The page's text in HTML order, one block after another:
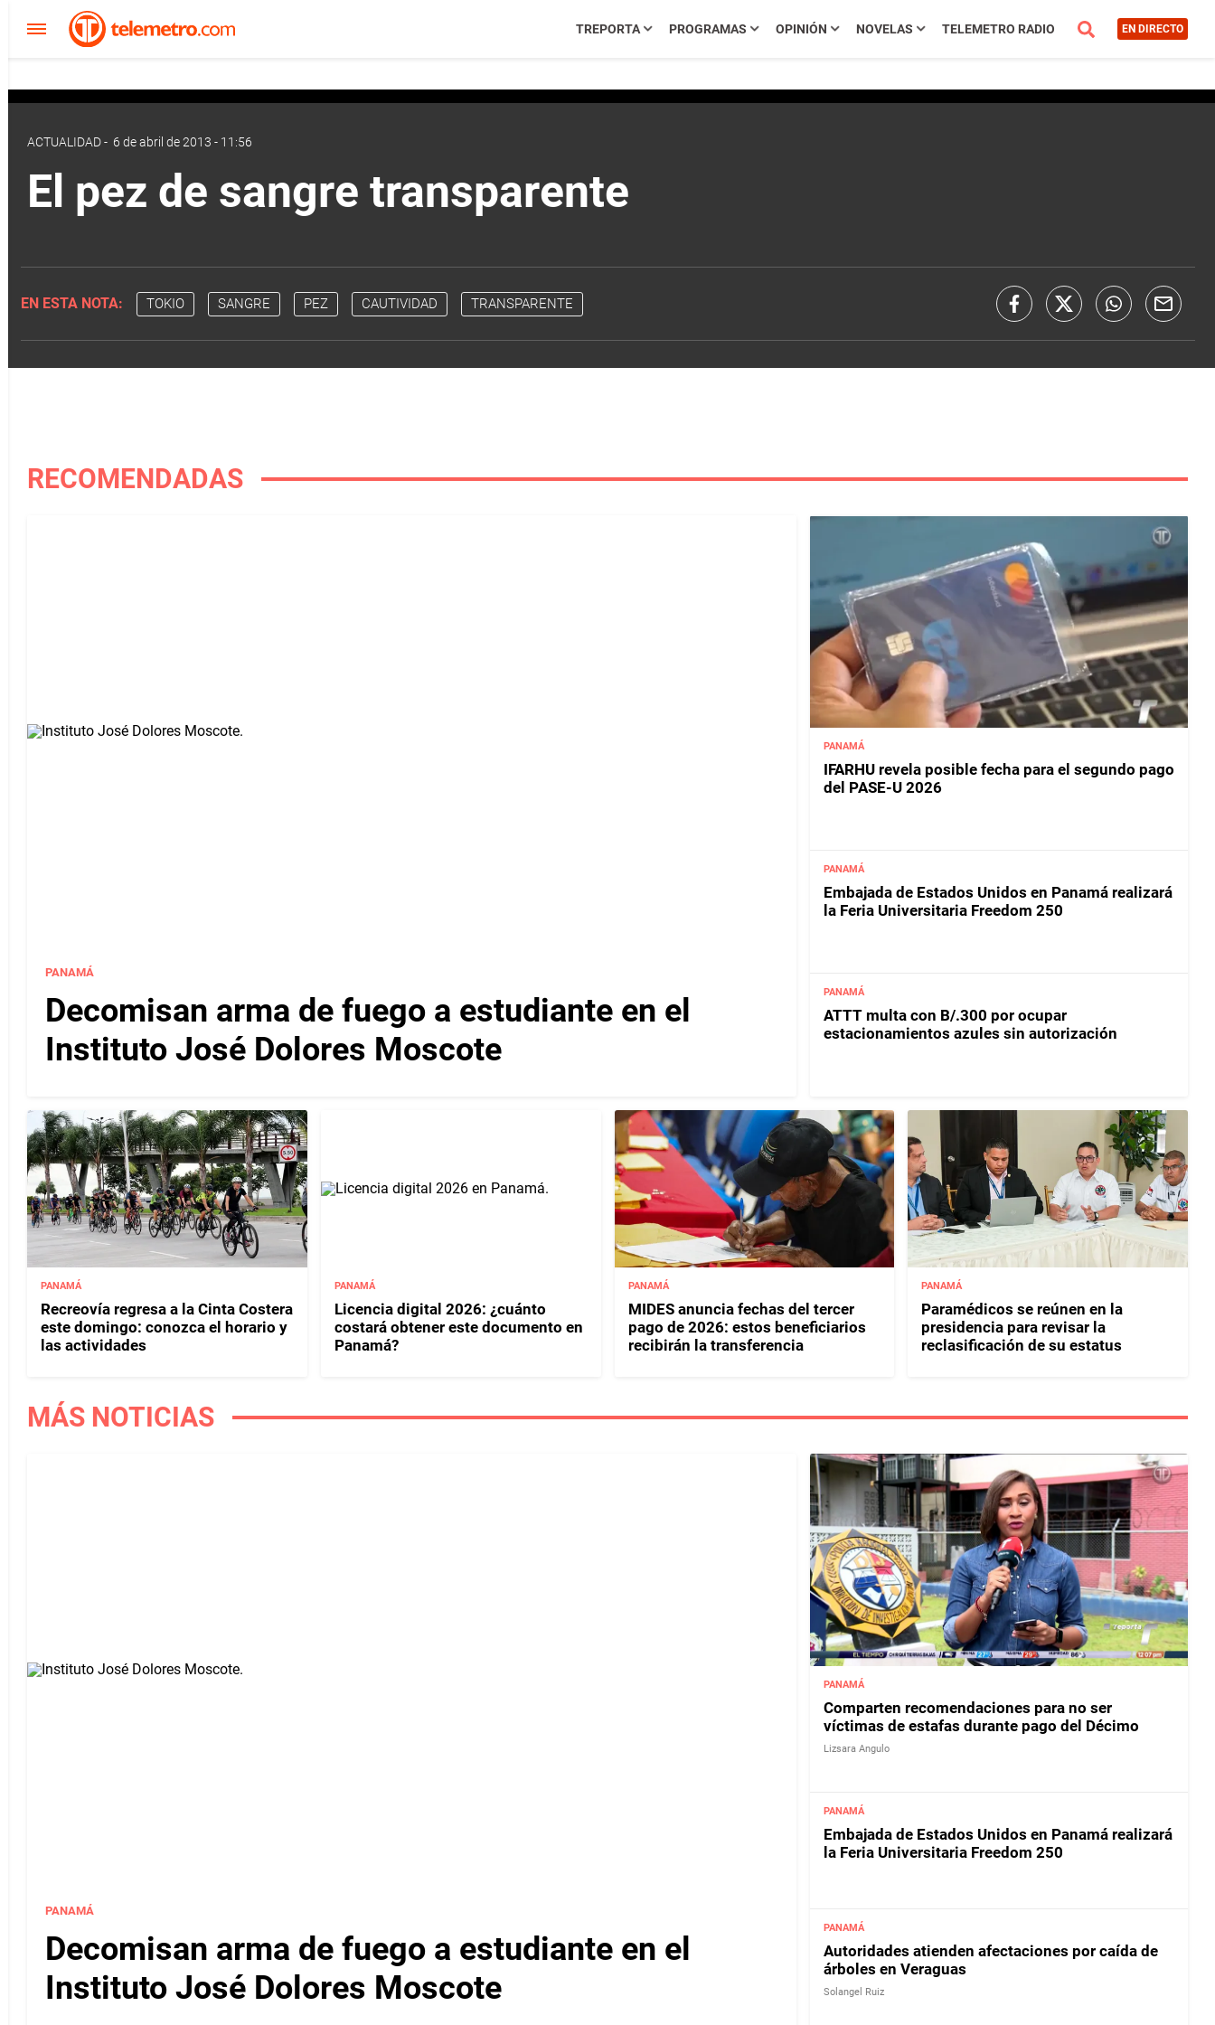
TREPORTA PROGRAMAS OPINIÓN NOVELAS TELEMETRO RADIO EN DIRECTO
ACTUALIDAD- 6 de abril de 2013 - 11:56
El pez de sangre transparente
EN ESTA NOTA: TOKIO SANGRE PEZ CAUTIVIDAD TRANSPARENTE
RECOMENDADAS
PANAMÁ
Decomisan arma de fuego a estudiante en el
Instituto José Dolores Moscote
PANAMÁ
IFARHU revela posible fecha para el segundo pago
del PASE-U 2026
PANAMÁ
Embajada de Estados Unidos en Panamá realizará
la Feria Universitaria Freedom 250
PANAMÁ
ATTT multa con B/.300 por ocupar
estacionamientos azules sin autorización
PANAMÁ
Recreovía regresa a la Cinta Costera
este domingo: conozca el horario y
las actividades
PANAMÁ
Licencia digital 2026: ¿cuánto
costará obtener este documento en
Panamá?
PANAMÁ
MIDES anuncia fechas del tercer
pago de 2026: estos beneficiarios
recibirán la transferencia
PANAMÁ
Paramédicos se reúnen en la
presidencia para revisar la
reclasificación de su estatus
MÁS NOTICIAS
PANAMÁ
Decomisan arma de fuego a estudiante en el
Instituto José Dolores Moscote
PANAMÁ
Comparten recomendaciones para no ser
víctimas de estafas durante pago del Décimo
Lizsara Angulo
PANAMÁ
Embajada de Estados Unidos en Panamá realizará
la Feria Universitaria Freedom 250
PANAMÁ
Autoridades atienden afectaciones por caída de
árboles en Veraguas
Solangel Ruiz